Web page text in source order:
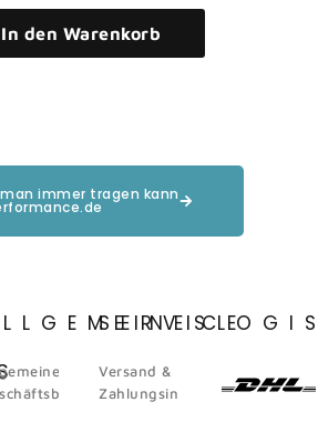
In den Warenkorb
immer tragen kann
SERVICE
Versand &
Zahlungsinformation